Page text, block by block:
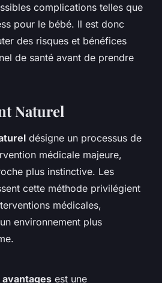
complications telles que
pour le bébé. Il est donc
des risques et bénéfices
de santé avant de prendre
Naturel
désigne un processus de
médicale majeure,
plus instinctive. Les
cette méthode privilégient
médicales,
environnement plus
avantages est une